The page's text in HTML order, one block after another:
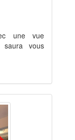
une vue
vous